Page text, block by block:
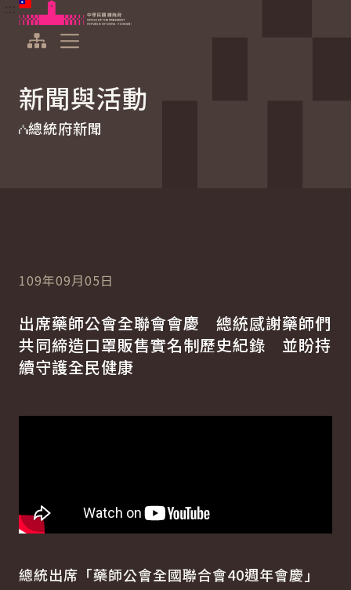
跳到主要內容
中華民國總統府
新聞與活動
總統府新聞
109年09月05日
出席藥師公會全聯會會慶 總統感謝藥師們
共同締造口罩販售實名制歷史紀錄 並盼持
續守護全民健康
總統出席「藥師公會全國聯合會40週年會慶」